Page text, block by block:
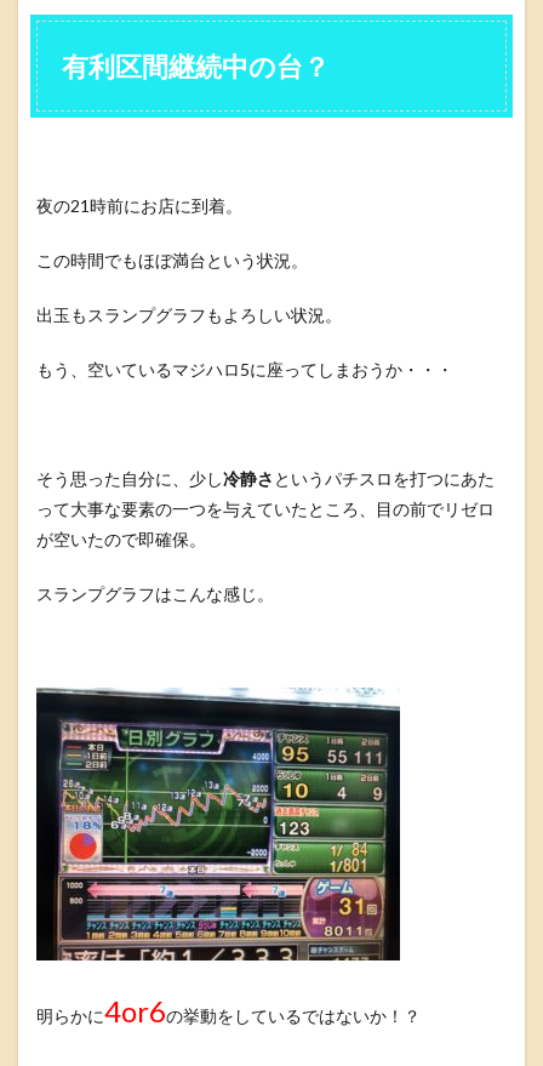
有利区間継続中の台？
夜の21時前にお店に到着。
この時間でもほぼ満台という状況。
出玉もスランプグラフもよろしい状況。
もう、空いているマジハロ5に座ってしまおうか・・・
そう思った自分に、少し冷静さ というパチスロを打つにあた
って大事な要素の一つを与えていたところ、目の前でリゼロ
が空いたので即確保。
スランプグラフはこんな感じ。
明らかに4or6の挙動をしているではないか！？